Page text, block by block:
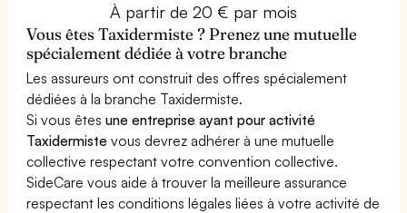
À partir de 20 € par mois
Vous êtes Taxidermiste ? Prenez une mutuelle
spécialement dédiée à votre branche
Les assureurs ont construit des offres spécialement
dédiées à la branche Taxidermiste.
Si vous êtesune entreprise ayant pour activité
Taxidermiste vous devrez adhérer à une mutuelle
collective respectant votre convention collective.
SideCare vous aide à trouver la meilleure assurance
respectant les conditions légales liées à votre activité de